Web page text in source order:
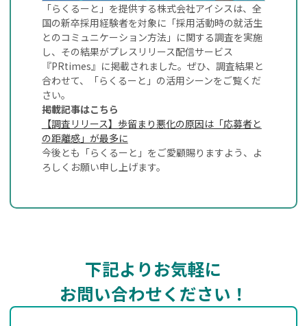
「らくるーと」を提供する株式会社アイシスは、全
国の新卒採用経験者を対象に「採用活動時の就活生
とのコミュニケーション方法」に関する調査を実施
し、その結果がプレスリリース配信サービス
『PRtimes』に掲載されました。ぜひ、調査結果と
合わせて、「らくるーと」の活用シーンをご覧くだ
さい。
掲載記事はこちら
【調査リリース】歩留まり悪化の原因は「応募者と
の距離感」が最多に
今後とも「らくるーと」をご愛顧賜りますよう、よ
ろしくお願い申し上げます。
下記よりお気軽に
お問い合わせください！